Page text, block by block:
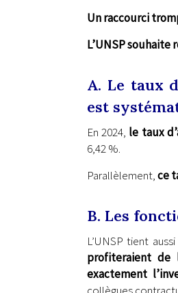
Un raccourci
L’UNSP
A. Le taux
est
En 2024, le taux
6,42 %.
Parallèlement,ce
B. Les
L’UNSP tient
profiteraient de
exactement
collègues